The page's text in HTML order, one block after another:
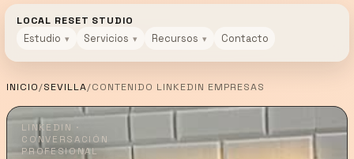
LOCAL RESET STUDIO
Estudio Servicios Recursos Contacto
INICIO/SEVILLA/CONTENIDO LINKEDIN EMPRESAS
LINKEDIN ·
CONVERSACIÓN
PROFESIONAL